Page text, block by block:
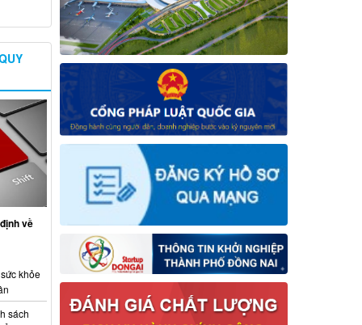
về
khỏe
sách